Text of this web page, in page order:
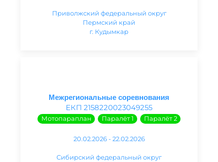
Приволжский федеральный округ
Пермский край
г. Кудымкар
Межрегиональные соревнования
ЕКП 2158220023049255
Мотопараплан Паралёт 1 Паралёт 2
20.02.2026 - 22.02.2026
Сибирский федеральный округ